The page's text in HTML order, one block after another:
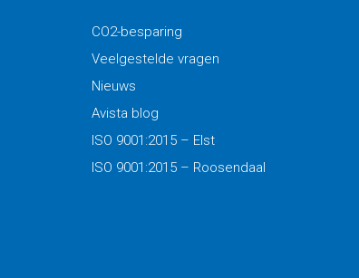
CO2-besparing
Veelgestelde vragen
Nieuws
Avista blog
ISO 9001:2015 – Elst
ISO 9001:2015 – Roosendaal